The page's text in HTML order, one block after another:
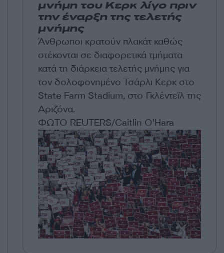
μνήμη του Κερκ λίγο πριν
την έναρξη της τελετής
μνήμης
Άνθρωποι κρατούν πλακάτ καθώς
στέκονται σε διαφορετικά τμήματα
κατά τη διάρκεια τελετής μνήμης για
τον δολοφονημένο Τσάρλι Κερκ στο
State Farm Stadium, στο Γκλέντεϊλ της
Αριζόνα.
ΦΩΤΟ REUTERS/Caitlin O'Hara